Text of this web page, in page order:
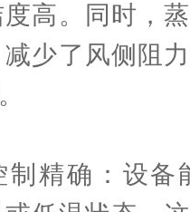
高。同时，
少了风侧阻
确：设备